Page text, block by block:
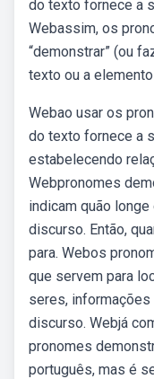
do texto fornece a
Webassim, os
“demonstrar” (ou
texto ou a
Webao usar os
do texto fornece a
estabelecendo
Webpronomes
indicam quão
discurso. Então,
para. Webos
que servem para
seres,
discurso. Webjá
pronomes
português, mas é